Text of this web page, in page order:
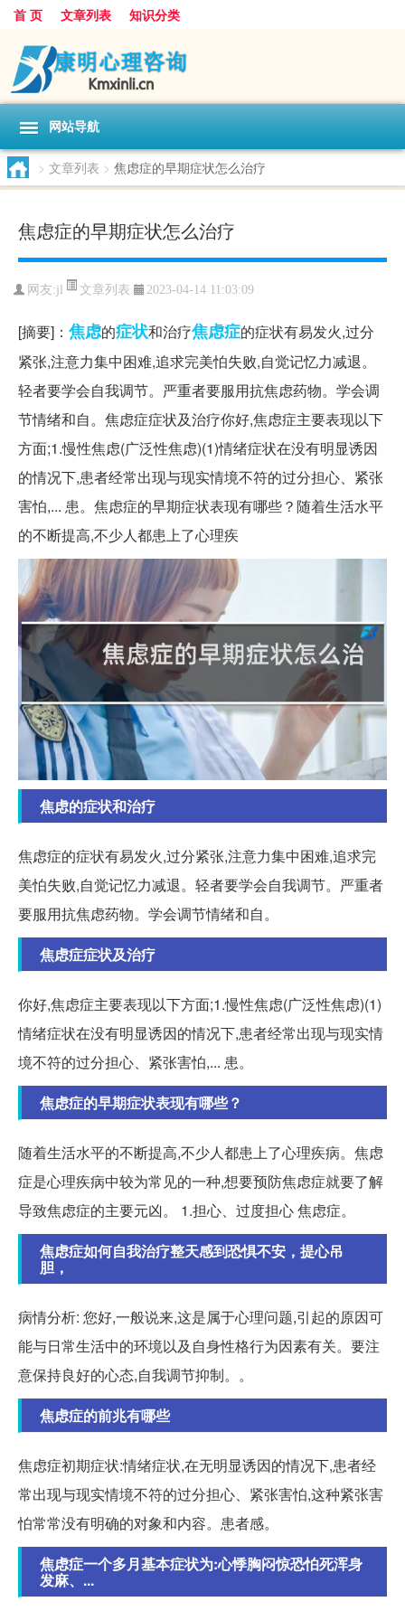
首 页 文章列表 知识分类
网站导航
> 文章列表 > 焦虑症的早期症状怎么治疗
焦虑症的早期症状怎么治疗
网友:jl 文章列表 2023-04-14 11:03:09
[摘要]： 焦虑的症状和治疗焦虑症的症状有易发火,过分
紧张,注意力集中困难,追求完美怕失败,自觉记忆力减退。
轻者要学会自我调节。严重者要服用抗焦虑药物。学会调
节情绪和自。焦虑症症状及治疗你好,焦虑症主要表现以下
方面;1.慢性焦虑(广泛性焦虑)(1)情绪症状在没有明显诱因
的情况下,患者经常出现与现实情境不符的过分担心、紧张
害怕,... 患。焦虑症的早期症状表现有哪些？随着生活水平
的不断提高,不少人都患上了心理疾
焦虑的症状和治疗
焦虑症的症状有易发火,过分紧张,注意力集中困难,追求完
美怕失败,自觉记忆力减退。轻者要学会自我调节。严重者
要服用抗焦虑药物。学会调节情绪和自。
焦虑症症状及治疗
你好,焦虑症主要表现以下方面;1.慢性焦虑(广泛性焦虑)(1)
情绪症状在没有明显诱因的情况下,患者经常出现与现实情
境不符的过分担心、紧张害怕,... 患。
焦虑症的早期症状表现有哪些？
随着生活水平的不断提高,不少人都患上了心理疾病。焦虑
症是心理疾病中较为常见的一种,想要预防焦虑症就要了解
导致焦虑症的主要元凶。 1.担心、过度担心 焦虑症。
焦虑症如何自我治疗整天感到恐惧不安，提心吊
胆，
病情分析: 您好,一般说来,这是属于心理问题,引起的原因可
能与日常生活中的环境以及自身性格行为因素有关。要注
意保持良好的心态,自我调节抑制。。
焦虑症的前兆有哪些
焦虑症初期症状:情绪症状,在无明显诱因的情况下,患者经
常出现与现实情境不符的过分担心、紧张害怕,这种紧张害
怕常常没有明确的对象和内容。患者感。
焦虑症一个多月基本症状为:心悸胸闷惊恐怕死浑身
发麻、...